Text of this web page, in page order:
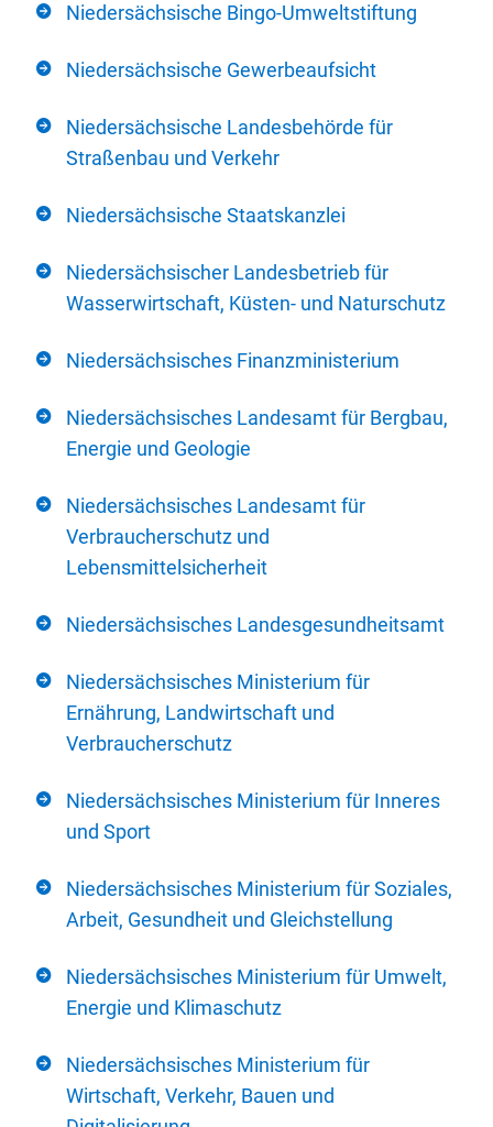
Niedersächsische Bingo-Umweltstiftung
Niedersächsische Gewerbeaufsicht
Niedersächsische Landesbehörde für
Straßenbau und Verkehr
Niedersächsische Staatskanzlei
Niedersächsischer Landesbetrieb für
Wasserwirtschaft, Küsten- und Naturschutz
Niedersächsisches Finanzministerium
Niedersächsisches Landesamt für Bergbau,
Energie und Geologie
Niedersächsisches Landesamt für
Verbraucherschutz und
Lebensmittelsicherheit
Niedersächsisches Landesgesundheitsamt
Niedersächsisches Ministerium für
Ernährung, Landwirtschaft und
Verbraucherschutz
Niedersächsisches Ministerium für Inneres
und Sport
Niedersächsisches Ministerium für Soziales,
Arbeit, Gesundheit und Gleichstellung
Niedersächsisches Ministerium für Umwelt,
Energie und Klimaschutz
Niedersächsisches Ministerium für
Wirtschaft, Verkehr, Bauen und